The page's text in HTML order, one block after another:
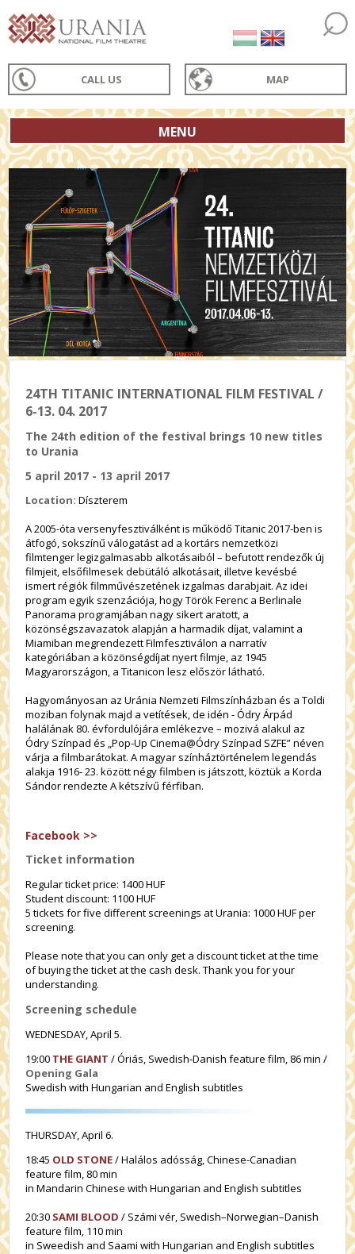
CALL US MAP
MENU
24TH TITANIC INTERNATIONAL FILM FESTIVAL /
6-13. 04. 2017
The 24th edition of the festival brings 10 new titles
to Urania
5 april 2017 - 13 april 2017
Location:Díszterem
A 2005-óta versenyfesztiválként is működő Titanic 2017-ben is
átfogó, sokszínű válogatást ad a kortárs nemzetközi
filmtenger legizgalmasabb alkotásaiból – befutott rendezők új
filmjeit, elsőfilmesek debütáló alkotásait, illetve kevésbé
ismert régiók filmművészetének izgalmas darabjait. Az idei
program egyik szenzációja, hogy Török Ferenc a Berlinale
Panorama programjában nagy sikert aratott, a
közönségszavazatok alapján a harmadik díjat, valamint a
Miamiban megrendezett Filmfesztiválon a narratív
kategóriában a közönségdíjat nyert filmje, az 1945
Magyarországon, a Titanicon lesz először látható.
Hagyományosan az Uránia Nemzeti Filmszínházban és a Toldi
moziban folynak majd a vetítések, de idén - Ódry Árpád
halálának 80. évfordulójára emlékezve – mozivá alakul az
Ódry Színpad és „Pop-Up Cinema@Ódry Színpad SZFE” néven
várja a filmbarátokat. A magyar színháztörténelem legendás
alakja 1916- 23. között négy filmben is játszott, köztük a Korda
Sándor rendezte A kétszívű férfiban.
Facebook >>
Ticket information
Regular ticket price: 1400 HUF
Student discount: 1100 HUF
5 tickets for five different screenings at Urania: 1000 HUF per
screening.
Please note that you can only get a discount ticket at the time
of buying the ticket at the cash desk. Thank you for your
understanding.
Screening schedule
WEDNESDAY, April 5.
19:00 THE GIANT / Óriás, Swedish-Danish feature film, 86 min /
Opening Gala
Swedish with Hungarian and English subtitles
THURSDAY, April 6.
18:45 OLD STONE/ Halálos adósság, Chinese-Canadian
feature film, 80 min
in Mandarin Chinese with Hungarian and English subtitles
20:30 SAMI BLOOD / Számi vér, Swedish–Norwegian–Danish
feature film, 110 min
in Sweedish and Saami with Hungarian and English subtitles